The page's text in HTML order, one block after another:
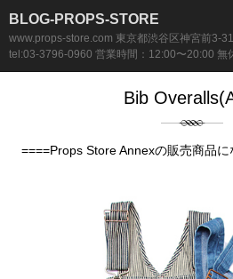
BLOG-PROPS-STORE
www.props-store.com 東京都渋谷区神宮前3-
tel:03-3796-0960 営業時間：12:00〜20:00 無
Bib
====Props Store Annexの販売商品に